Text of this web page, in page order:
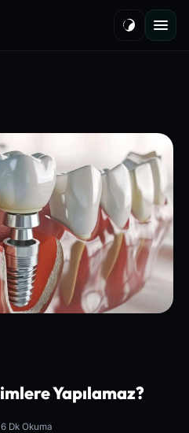
Yapılamaz?
Dk Okuma